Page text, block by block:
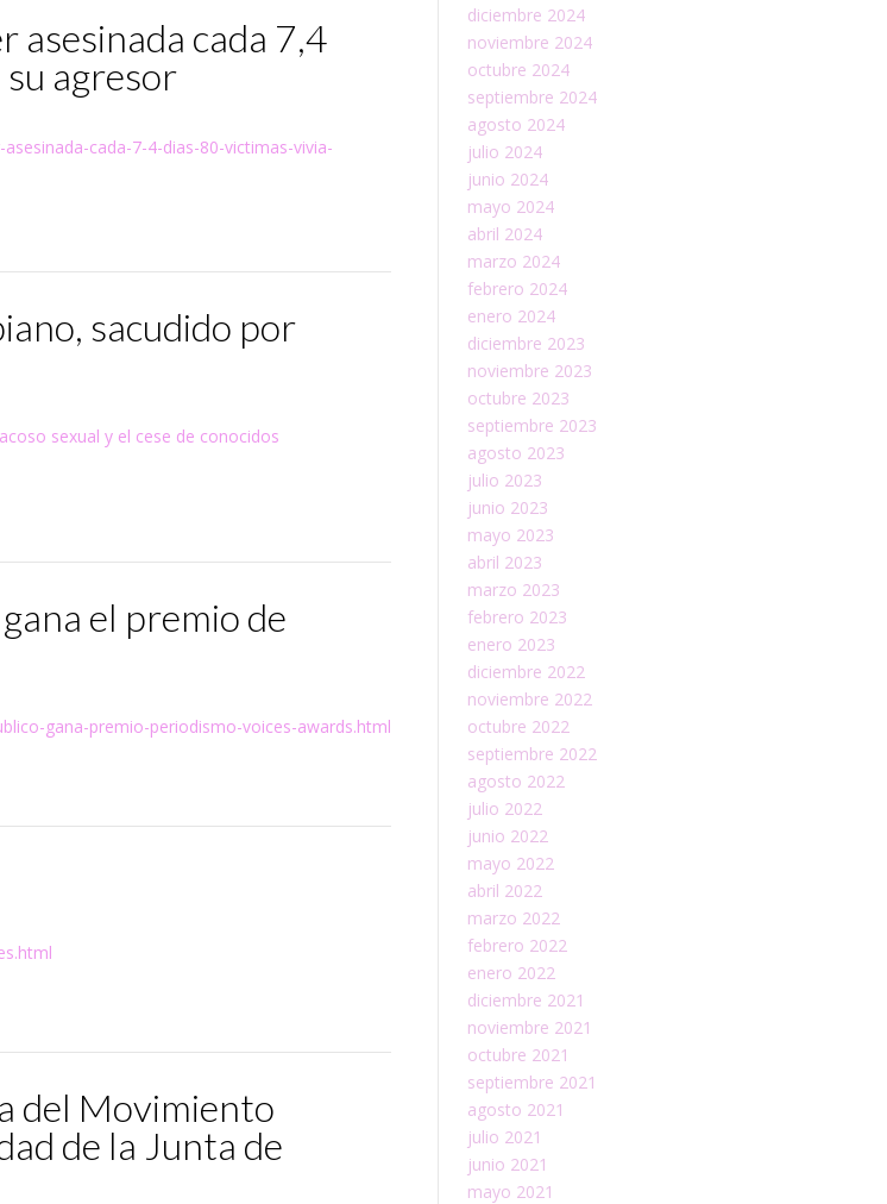
asesinada cada 7,4
agresor
cada-7-4-dias-80-victimas-vivia-
sacudido por
sexual y el cese de conocidos
el premio de
gana-premio-periodismo-voices-awards.html
del Movimiento
de la Junta de
diciembre 2024
noviembre 2024
octubre 2024
septiembre 2024
agosto 2024
julio 2024
junio 2024
mayo 2024
abril 2024
marzo 2024
febrero 2024
enero 2024
diciembre 2023
noviembre 2023
octubre 2023
septiembre 2023
agosto 2023
julio 2023
junio 2023
mayo 2023
abril 2023
marzo 2023
febrero 2023
enero 2023
diciembre 2022
noviembre 2022
octubre 2022
septiembre 2022
agosto 2022
julio 2022
junio 2022
mayo 2022
abril 2022
marzo 2022
febrero 2022
enero 2022
diciembre 2021
noviembre 2021
octubre 2021
septiembre 2021
agosto 2021
julio 2021
junio 2021
mayo 2021